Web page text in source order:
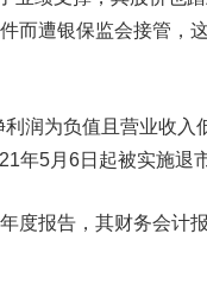
而遭银保监会接管，
为负值且营业收入
年5月6日起被实施退
报告，其财务会计